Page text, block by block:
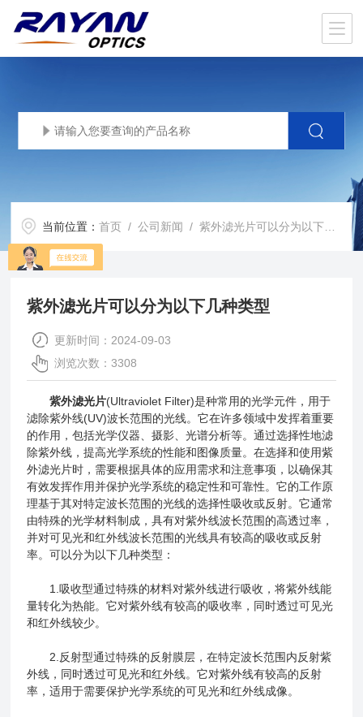
当前位置：首页 /公司新闻 / 紫外滤光片可以分为以下几种类型
紫外滤光片可以分为以下几种类型
更新时间：2024-09-03
浏览次数：3308
紫外滤光片(Ultraviolet Filter)是种常用的光学元件，用于
滤除紫外线(UV)波长范围的光线。它在许多领域中发挥着重要
的作用，包括光学仪器、摄影、光谱分析等。通过选择性地滤
除紫外线，提高光学系统的性能和图像质量。在选择和使用紫
外滤光片时，需要根据具体的应用需求和注意事项，以确保其
有效发挥作用并保护光学系统的稳定性和可靠性。它的工作原
理基于其对特定波长范围的光线的选择性吸收或反射。它通常
由特殊的光学材料制成，具有对紫外线波长范围的高透过率，
并对可见光和红外线波长范围的光线具有较高的吸收或反射
率。可以分为以下几种类型：
1.吸收型通过特殊的材料对紫外线进行吸收，将紫外线能
量转化为热能。它对紫外线有较高的吸收率，同时透过可见光
和红外线较少。
2.反射型通过特殊的反射膜层，在特定波长范围内反射紫
外线，同时透过可见光和红外线。它对紫外线有较高的反射
率，适用于需要保护光学系统的可见光和红外线成像。